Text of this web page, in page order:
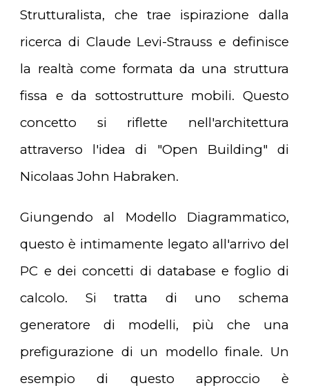
Strutturalista, che trae ispirazione dalla
ricerca di Claude Levi-Strauss e definisce
la realtà come formata da una struttura
fissa e da sottostrutture mobili. Questo
concetto si riflette nell'architettura
attraverso l'idea di "Open Building" di
Nicolaas John Habraken.
Giungendo al Modello Diagrammatico,
questo è intimamente legato all'arrivo del
PC e dei concetti di database e foglio di
calcolo. Si tratta di uno schema
generatore di modelli, più che una
prefigurazione di un modello finale. Un
esempio di questo approccio è